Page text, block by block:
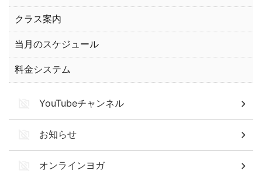
クラス案内
当月のスケジュール
料金システム
YouTubeチャンネル
お知らせ
オンラインヨガ